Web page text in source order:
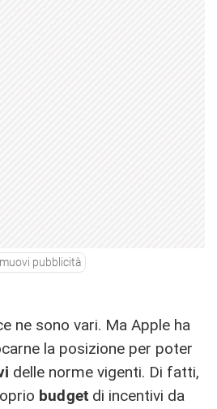
pubblicità
ne sono vari. Ma Apple ha
la posizione per poter
delle norme vigenti. Di fatti,
budget di incentivi da